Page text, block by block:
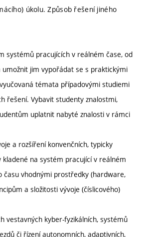
úkolu. Způsob řešení jiného
systémů pracujících v reálném čase, od
jim vypořádat se s praktickými
témata případovými studiemi
řešení. Vybavit studenty znalostmi,
uplatnit nabyté znalosti v rámci
a rozšíření konvenčních, typicky
na systém pracující v reálném
vhodnými prostředky (hardware,
a složitosti vývoje (číslicového)
vestavných kyber-fyzikálních, systémů
či řízení autonomních, adaptivních,